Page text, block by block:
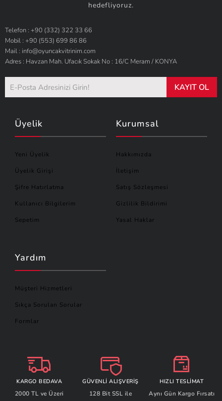
hedefliyoruz.
Telefon : +90 (332) 322 33 66
Mobil : +90 (553) 699 86 86
Mail : info@oyuncakvitrinim.com
Adres : Havzan Mah. Ufacık Sokak No : 16/C Meram / KONYA
KAYIT OL
Üyelik
Yeni Üyelik
Üyelik Girişi
Şifre Hatırlatma
Kullanıcı Bilgilerim
Sepetim
Kurumsal
Hakkımızda
İletişim
Satış Sözleşmesi
Gizlilik Bildirimi
Yasal Haklar
Yardım
Müşteri Hizmetleri
Sıkça Sorulan Sorular
Formlar
KARGO BEDAVA
2000 TL ve Üzeri
GÜVENLİ ALIŞVERİŞ
128 Bit SSL ile
HIZLI TESLİMAT
Aynı Gün Kargo Fırsatı